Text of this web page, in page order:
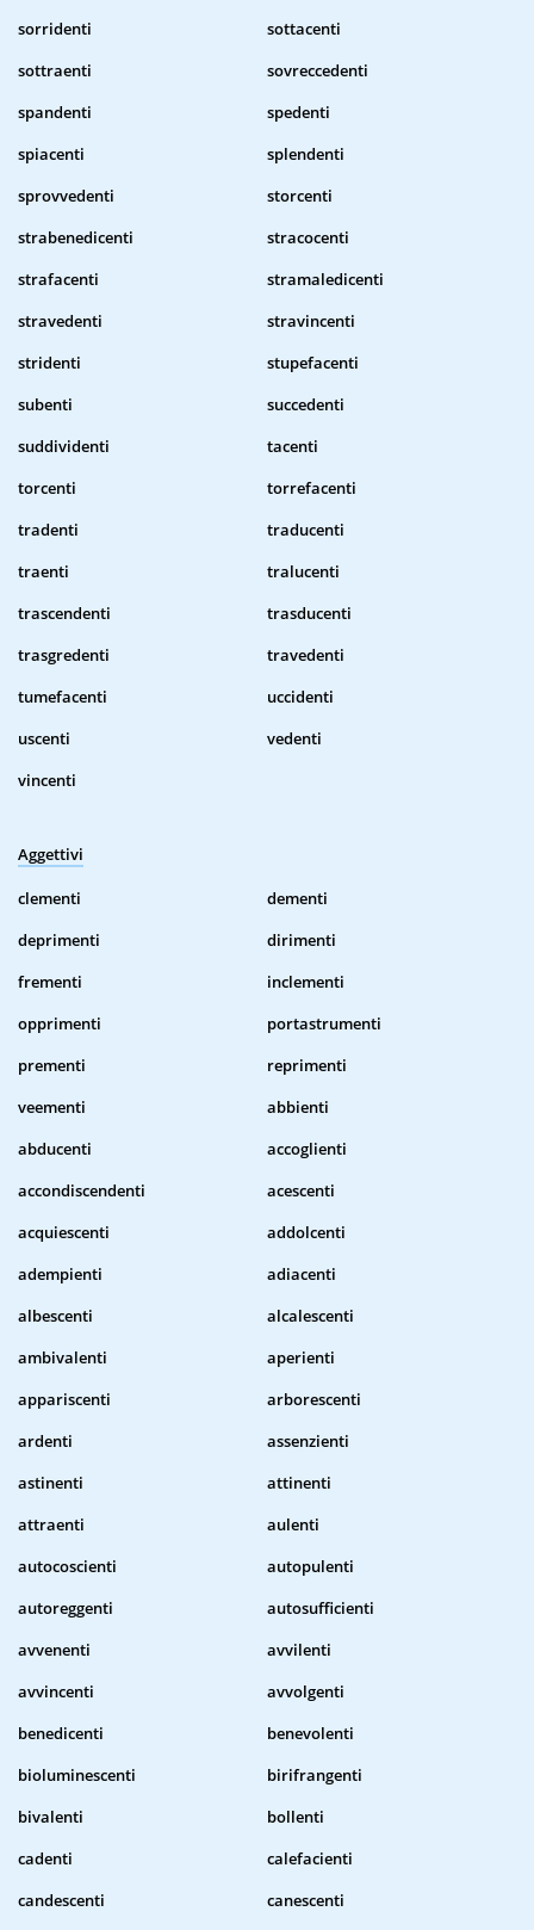
sorridenti
sottacenti
sottraenti
sovreccedenti
spandenti
spedenti
spiacenti
splendenti
sprovvedenti
storcenti
strabenedicenti
stracocenti
strafacenti
stramaledicenti
stravedenti
stravincenti
stridenti
stupefacenti
subenti
succedenti
suddividenti
tacenti
torcenti
torrefacenti
tradenti
traducenti
traenti
tralucenti
trascendenti
trasducenti
trasgredenti
travedenti
tumefacenti
uccidenti
uscenti
vedenti
vincenti
Aggettivi
clementi
dementi
deprimenti
dirimenti
frementi
inclementi
opprimenti
portastrumenti
prementi
reprimenti
veementi
abbienti
abducenti
accoglienti
accondiscendenti
acescenti
acquiescenti
addolcenti
adempienti
adiacenti
albescenti
alcalescenti
ambivalenti
aperienti
appariscenti
arborescenti
ardenti
assenzienti
astinenti
attinenti
attraenti
aulenti
autocoscienti
autopulenti
autoreggenti
autosufficienti
avvenenti
avvilenti
avvincenti
avvolgenti
benedicenti
benevolenti
bioluminescenti
birifrangenti
bivalenti
bollenti
cadenti
calefacienti
candescenti
canescenti